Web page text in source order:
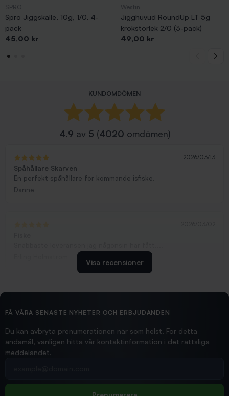
Spro Jiggskalle, 10g, 1/0, 4-
pack
Pris
45,00 kr
Jigghuvud RoundUp LT 5g
krokstorlek 2/0 (3-pack)
Pris
49,00 kr
KUNDOMDÖMEN
4.9 av 5 (4020 omdömen)
2026/03/13
Spåhållare Skarven
En perfekt spåhållare för kommande isfiske.
Danne
2026/02/19
Hittade exakt vad jag behövde. Snabb och bra...
Visa recensioner
FÅ VÅRA SENASTE NYHETER OCH ERBJUDANDEN
Du kan avbryta prenumerationen när som helst. För detta
ändamål, vänligen hitta vår kontaktinformation i det rättsliga
meddelandet.